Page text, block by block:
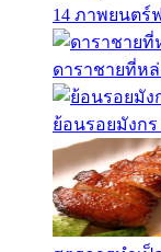
14 ภาพยนตร์
ดาราชายที่ห
ย้อนรอยมังก